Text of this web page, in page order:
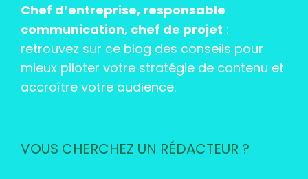
Chef d’entreprise, responsable
communication, chef de projet :
retrouvez sur ce blog des conseils pour
mieux piloter votre stratégie de contenu et
accroître votre audience.
VOUS CHERCHEZ UN RÉDACTEUR ?